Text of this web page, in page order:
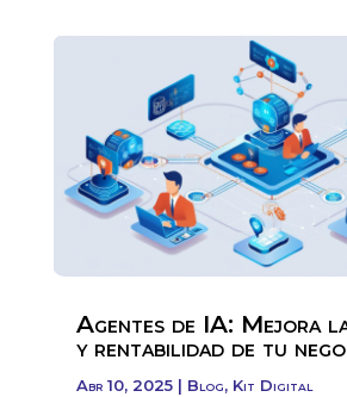
Agentes de IA: Mejora
y rentabilidad de tu
Abr 10, 2025| Blog, Kit Digital